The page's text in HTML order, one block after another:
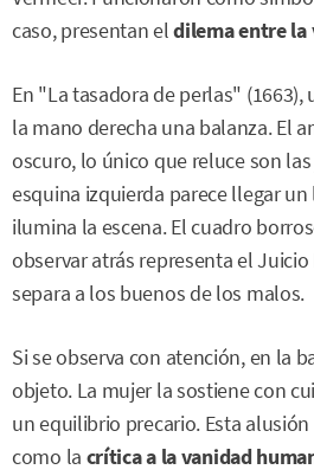
caso, presentan eldilema entre
En "La tasadora de perlas"
la mano derecha una balanza. El
oscuro, lo único que reluce son
esquina izquierda parece llegar
ilumina la escena. El cuadro
observar atrás representa el Juicio
separa a los buenos de los malos.
Si se observa con atención, en la
objeto. La mujer la sostiene con
un equilibrio precario. Esta
como la crítica a la vanidad